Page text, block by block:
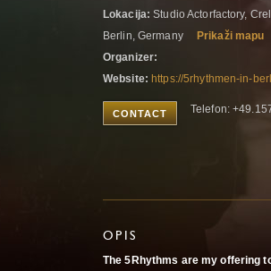
Lokacija: Studio Actorfactory,
Berlin, Germany
Prikaži mapu
Organizer:
Website: https://5rhythmen-in-
CONTACT Telefon:
OPIS
The 5Rhythms are my offering